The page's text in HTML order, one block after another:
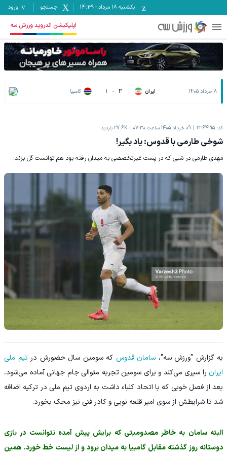
یکشنبه ۱۸ مرداد -
14:39 جستجو ورود
اپلیکیشن اندروید ورزش سه
8 خرداد 1405 ایران 3
-
1 گامبیا
کد: 2364215 09 خرداد 1405 ساعت 07:30 27.6K بازدید
شوخی طارمی با قدوس: یاد بگیر!
مهدی طارمی در شبی که در پست غیرتخصصی به میدان رفته بود هم توانست گل بزند.
به گزارش "ورزش سه"، سامان قدوس که سومین سال حضورش درتیم ملی
ایران را سپری می‌کند و برای سومین تجربه متوالی جام جهانی آماده می‌شود،
بعد از فصل خوبی که با اتحاد کلباء داشت به اردوی تیم ملی در ترکیه اضافه
شد تا شرایطش از سوی امیر قلعه نویی و کادر فنی نیز محک بخورد.
البته سامان به خاطر مصدومیتی که برایش پیش آمده نتوانست در بازی
دوستانه روز گذشته مقابل گامبیا به میدان برود و از لیست خط خورد. همین